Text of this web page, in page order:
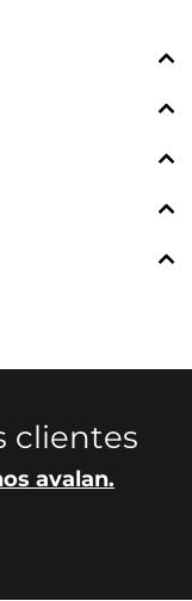
clientes
avalan.